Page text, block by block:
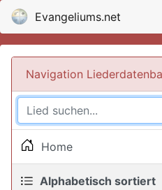
Evangeliums.net
Navigation
Home
Alphabetisch sortiert